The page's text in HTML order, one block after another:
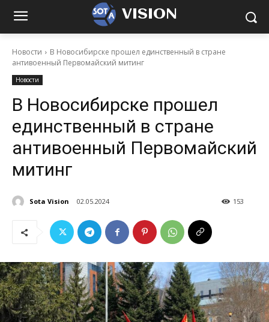
VISION
Новости
В Новосибирске прошел единственный в стране
антивоенный Первомайский митинг
Новости
В Новосибирске прошел
единственный в стране
антивоенный Первомайский
митинг
Sota Vision 02.05.2024 153